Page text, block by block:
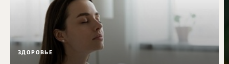
ЗДОРОВЬЕ